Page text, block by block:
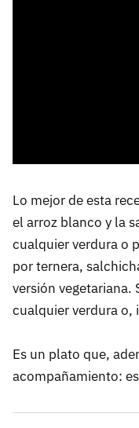
Lo mejor de esta
el arroz blanco y la
cualquier verdura o
por ternera,
versión vegetariana.
cualquier verdura o,
Es un plato que,
acompañamiento: